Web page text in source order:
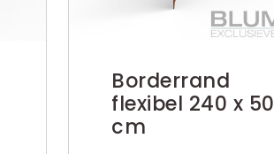
Borderrand
flexibel 240 x 50
cm